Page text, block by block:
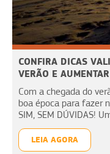
CONFIRA DICAS
VERÃO E
Com a chegada do
boa época para fazer
SIM, SEM DÚVIDAS!
LEIA AGORA